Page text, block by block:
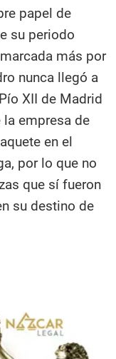
papel de
su periodo
más por
nunca llegó a
XII de Madrid
la empresa de
en el
por lo que no
que sí fueron
su destino de